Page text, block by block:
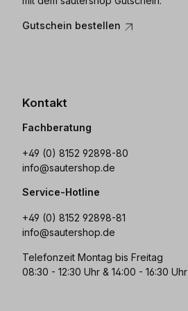
Gutschein bestellen
Kontakt
Fachberatung
+49 (0) 8152 92898-80
info@sautershop.de
Service-Hotline
+49 (0) 8152 92898-81
info@sautershop.de
Telefonzeit Montag bis Freitag
08:30 - 12:30 Uhr & 14:00 - 16:30 Uhr